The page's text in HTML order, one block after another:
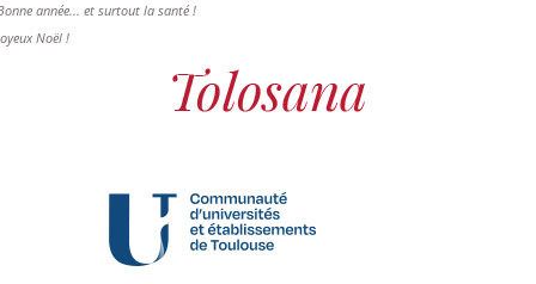
année... et surtout la santé !
Noël !